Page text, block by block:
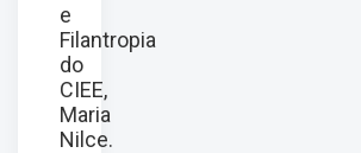
e
Filantropia
do
CIEE,
Maria
Nilce.